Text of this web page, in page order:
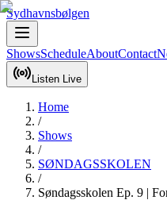
Sydhavnsbølgen
ShowsScheduleAboutContact
Listen Live
Home
/
Shows
/
SØNDAGSSKOLEN
/
Søndagsskolen Ep. 9 |